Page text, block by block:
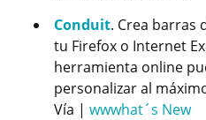
Conduit. Crea barras
tu Firefox o Internet
herramienta online
personalizar al
Vía | wwwhat´s New